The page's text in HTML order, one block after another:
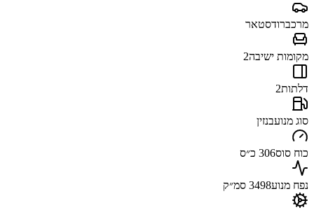
מרכברודסטאר
מקומות ישיבה2
דלתות2
סוג מנועבנזין
כוח סוס306 כ״ס
נפח מנוע3498 סמ״ק